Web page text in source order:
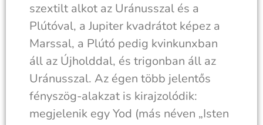
szextilt alkot az Uránusszal és a
Plútóval, a Jupiter kvadrátot képez a
Marssal, a Plútó pedig kvinkunxban
áll az Újholddal, és trigonban áll az
Uránusszal. Az égen több jelentős
fényszög-alakzat is kirajzolódik:
megjelenik egy Yod (más néven „Isten